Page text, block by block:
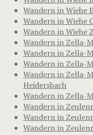
Wandern in Wiehe
Wandern in Wiehe
Wandern in Wiehe
Wandern in Zella-
Wandern in Zella-
Wandern in Zella-
Wandern in Zella-
Heidersbach
Wandern in Zella-
Wandern in
Wandern in
Wandern in